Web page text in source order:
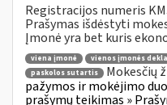
Registracijos numeris
Prašymas išdėstyti
Įmonė yra bet kuris
viena įmonė vienos įmonės
paskolos sutartis
Mokesčių
pažymos ir mokėjimo
prašymų teikimas »